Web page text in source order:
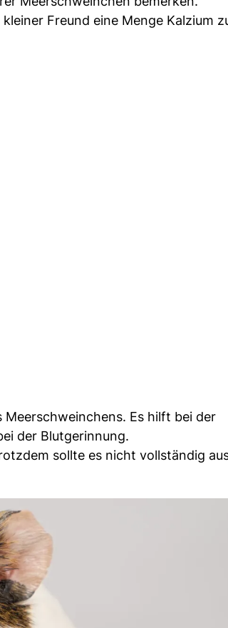
Freund eine Menge Kalzium
Meerschweinchens. Es hilft bei der
der Blutgerinnung.
sollte es nicht vollständig